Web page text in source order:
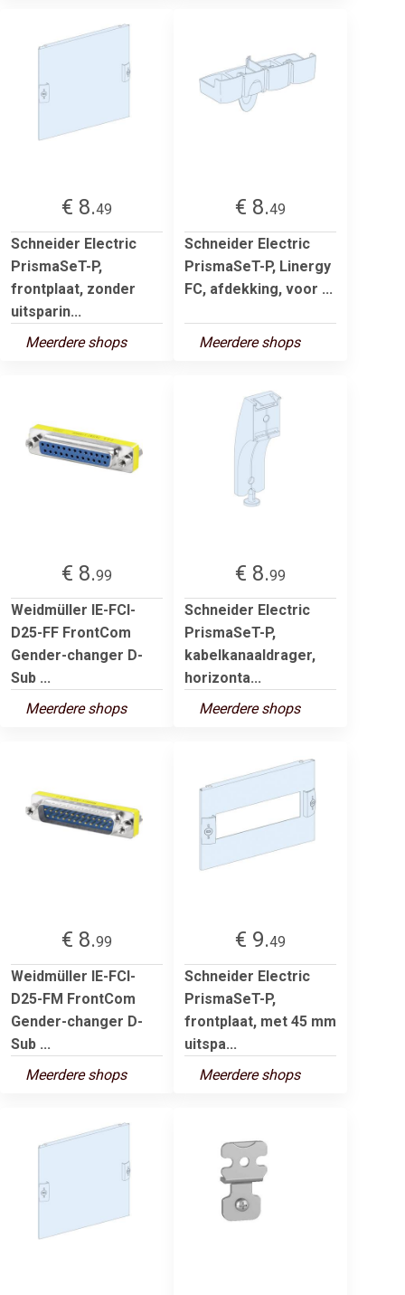
€ 8.49
Schneider Electric
PrismaSeT-P,
frontplaat, zonder
uitsparin...
Meerdere shops
€ 8.49
Schneider Electric
PrismaSeT-P, Linergy
FC, afdekking, voor ...
Meerdere shops
€ 8.99
Weidmüller IE-FCI-
D25-FF FrontCom
Gender-changer D-
Sub ...
Meerdere shops
€ 8.99
Schneider Electric
PrismaSeT-P,
kabelkanaaldrager,
horizonta...
Meerdere shops
€ 8.99
Weidmüller IE-FCI-
D25-FM FrontCom
Gender-changer D-
Sub ...
Meerdere shops
€ 9.49
Schneider Electric
PrismaSeT-P,
frontplaat, met 45 mm
uitspa...
Meerdere shops